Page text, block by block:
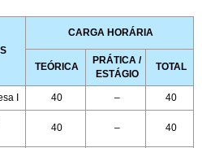
CARGA HORÁRIA
TEÓRICA
PRÁTICA /
ESTÁGIO
TOTAL
I 40 – 40
40 – 40